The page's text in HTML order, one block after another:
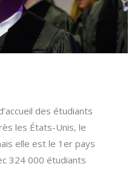
des étudiants
les États-Unis, le
elle est le 1er pays
324 000 étudiants